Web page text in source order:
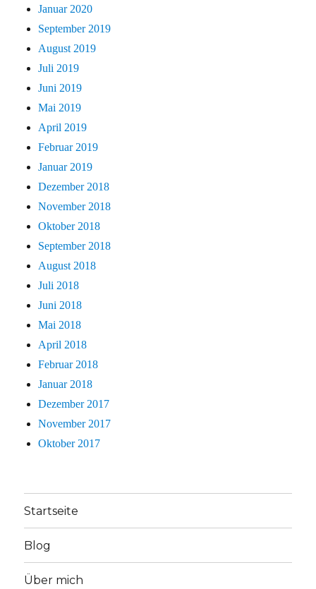
Januar 2020
September 2019
August 2019
Juli 2019
Juni 2019
Mai 2019
April 2019
Februar 2019
Januar 2019
Dezember 2018
November 2018
Oktober 2018
September 2018
August 2018
Juli 2018
Juni 2018
Mai 2018
April 2018
Februar 2018
Januar 2018
Dezember 2017
November 2017
Oktober 2017
Startseite
Blog
Über mich